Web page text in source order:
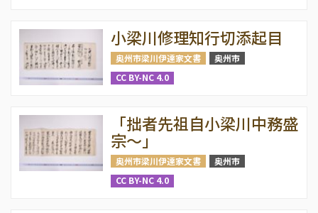
小梁川修理知行切添起目
奥州市梁川伊達家文書
奥州市
CC BY-NC 4.0
「拙者先祖自小梁川中務盛
宗〜」
奥州市梁川伊達家文書
奥州市
CC BY-NC 4.0